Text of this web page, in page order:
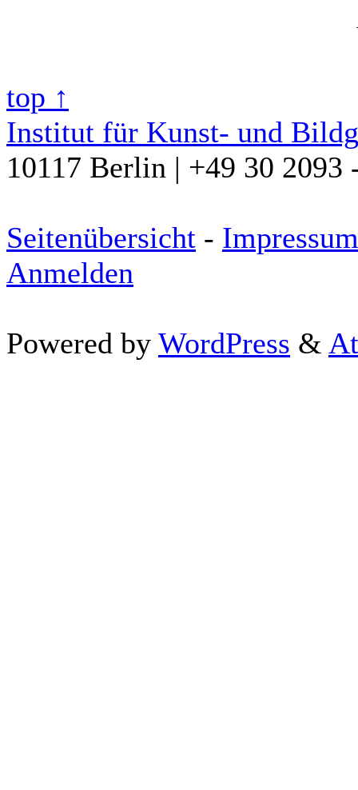
top ↑
Institut für Kunst- und
10117 Berlin | +49 30 2093
Seitenübersicht - Impressum
Anmelden
Powered by WordPress &